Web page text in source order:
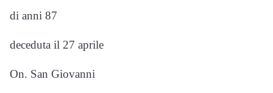
di anni 87
deceduta il 27 aprile
On. San Giovanni